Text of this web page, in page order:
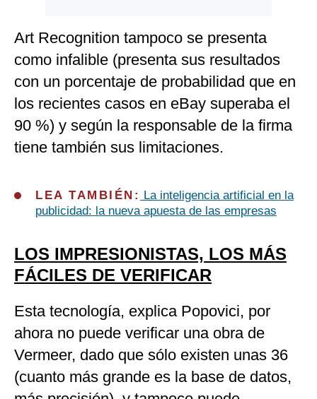
Art Recognition tampoco se presenta
como infalible (presenta sus resultados
con un porcentaje de probabilidad que en
los recientes casos en eBay superaba el
90 %) y según la responsable de la firma
tiene también sus limitaciones.
LEA TAMBIÉN:
La inteligencia artificial en la
publicidad: la nueva apuesta de las empresas
LOS IMPRESIONISTAS, LOS MÁS
FÁCILES DE VERIFICAR
Esta tecnología, explica Popovici, por
ahora no puede verificar una obra de
Vermeer, dado que sólo existen unas 36
(cuanto más grande es la base de datos,